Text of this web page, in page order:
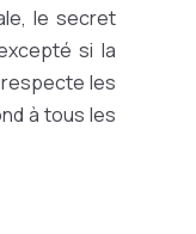
le secret
si la
les
à tous les